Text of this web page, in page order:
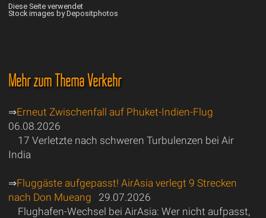
Diese Seite verwendet
Stock images by Depositphotos
Mehr zum Thema Verkehr
⇒Erneut Zwischenfall auf Phuket-Indien-Flug
06.08.2026
17 Verletzte nach schweren Turbulenzen bei Air
India
⇒Fluggäste aufgepasst! AirAsia verlegt 9 Strecken
nach Don Mueang 29.07.2026
Flughafen-Wechsel bei AirAsia: Wer nicht aufpasst,